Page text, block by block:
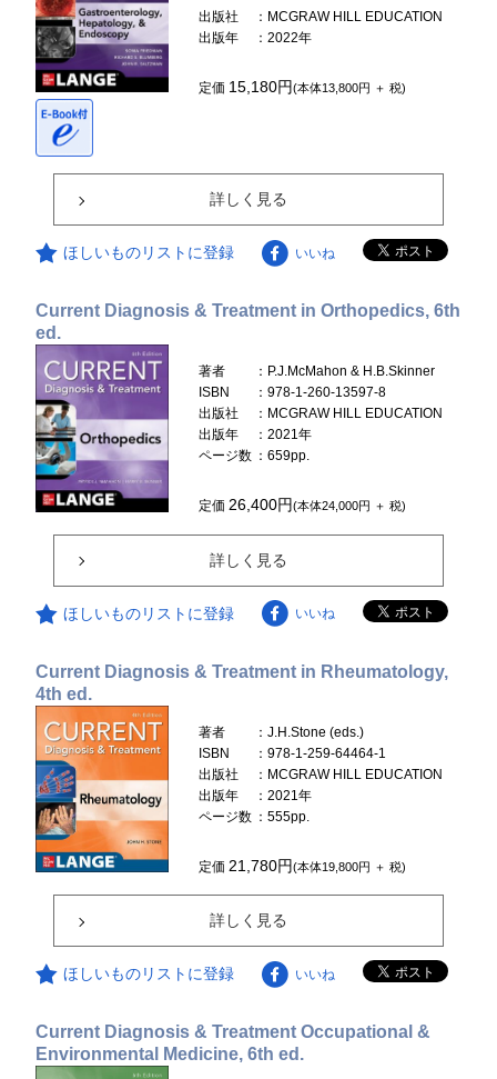
出版社
：MCGRAW HILL EDUCATION
出版年
：2022年
定価 15,180円(本体13,800円 ＋ 税)
詳しく見る
ほしいものリストに登録 いいね
Current Diagnosis & Treatment in Orthopedics, 6th
ed.
著者
：P.J.McMahon & H.B.Skinner
ISBN
：978-1-260-13597-8
出版社
：MCGRAW HILL EDUCATION
出版年
：2021年
ページ数 ：659pp.
定価26,400円(本体24,000円 ＋ 税)
詳しく見る
ほしいものリストに登録 いいね
Current Diagnosis & Treatment in Rheumatology,
4th ed.
著者
：J.H.Stone (eds.)
ISBN
：978-1-259-64464-1
出版社
：MCGRAW HILL EDUCATION
出版年
：2021年
ページ数 ：555pp.
定価 21,780円(本体19,800円 ＋ 税)
詳しく見る
ほしいものリストに登録 いいね
Current Diagnosis & Treatment Occupational &
Environmental Medicine, 6th ed.